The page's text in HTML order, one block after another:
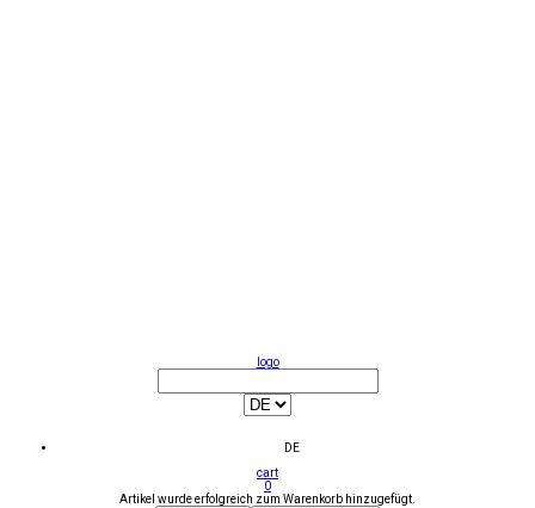
logo
DE
cart
0
Artikel wurde erfolgreich zum Warenkorb hinzugefügt.